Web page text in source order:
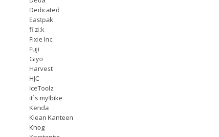
Dedicated
Eastpak
fi'zi:k
Fixie Inc.
Fuji
Giyo
Harvest
HJC
IceToolz
it`s my!bike
Kenda
Klean Kanteen
Knog